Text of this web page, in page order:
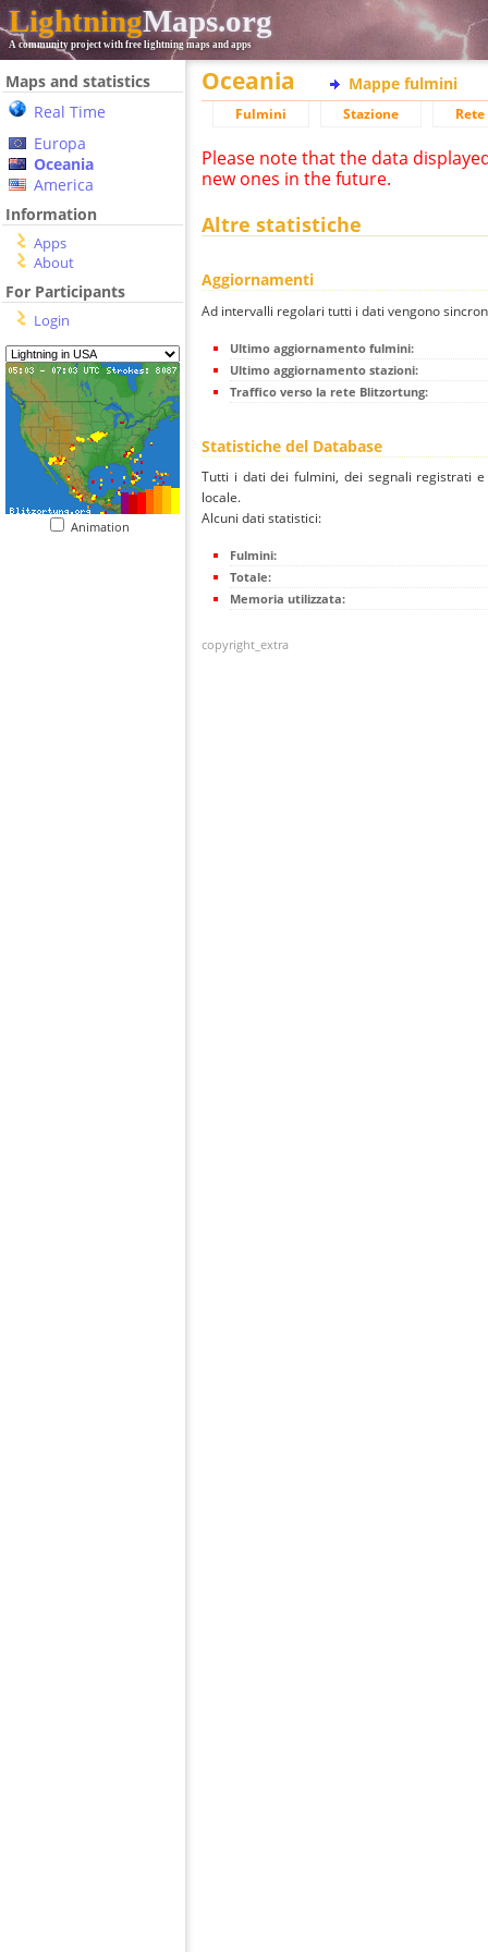
LightningMaps.org
A community project with free lightning maps and apps
Maps and statistics
Real Time
Europa
Oceania
America
Information
Apps
About
For Participants
Login
Animation
Oceania Mappe fulmini
Fulmini Stazione
Please note that the data
new ones in the future.
Altre statistiche
Aggiornamenti
Ad intervalli regolari tutti i dati vengono
Ultimo aggiornamento fulmini:
Ultimo aggiornamento stazioni:
Traffico verso la rete Blitzortung:
Statistiche del Database
Tutti i dati dei fulmini, dei segnali registrati
locale.
Alcuni dati statistici:
Fulmini:
Totale:
Memoria utilizzata:
copyright_extra